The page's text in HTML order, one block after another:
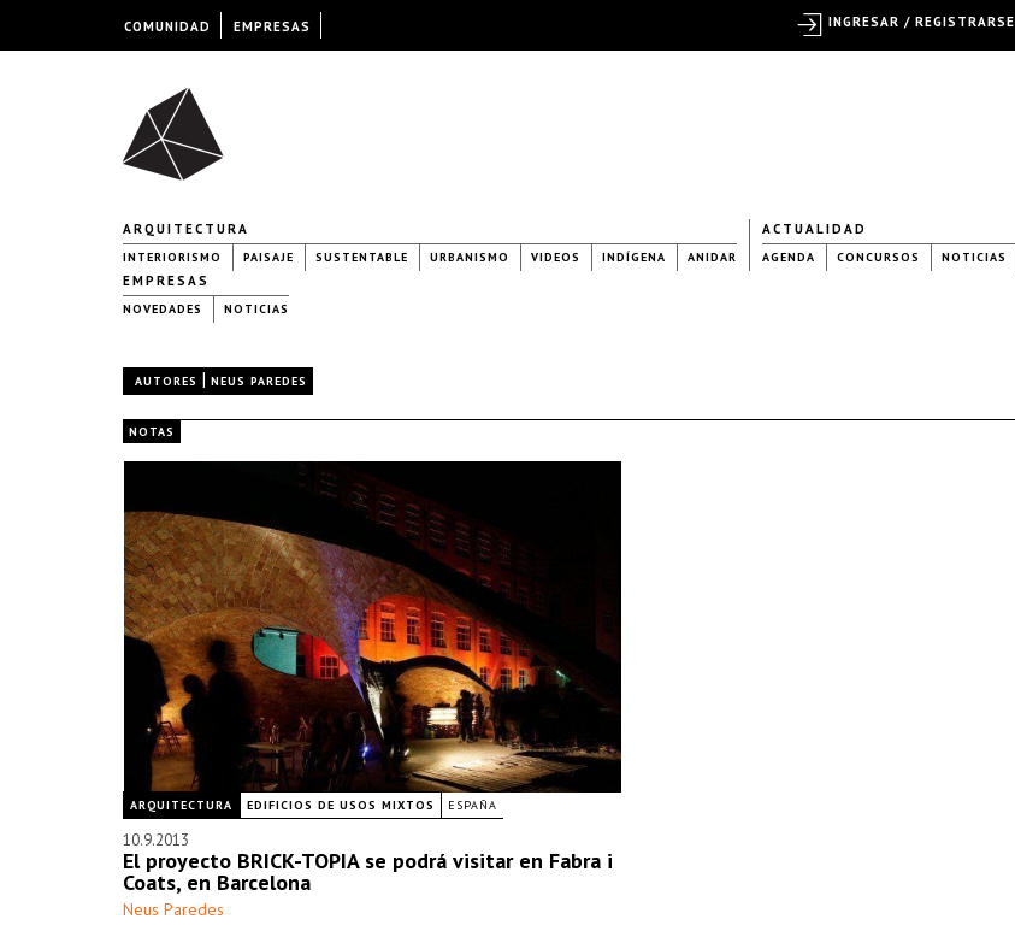
ARQUITECTURA
INTERIORISMO PAISAJE SUSTENTABLE URBANISMO VIDEOS INDÍGENA ANIDAR
ACTUALIDAD
AGENDA CONCURSOS NOTICIAS
EMPRESAS
NOVEDADES NOTICIAS
AUTORES | NEUS PAREDES
NOTAS
ARQUITECTURA EDIFICIOS DE USOS MIXTOS ESPAÑA
10.9.2013
El proyecto BRICK-TOPIA se podrá visitar en Fabra i
Coats, en Barcelona
Neus Paredes
COMUNIDAD EMPRESAS INGRESAR / REGISTRARSE